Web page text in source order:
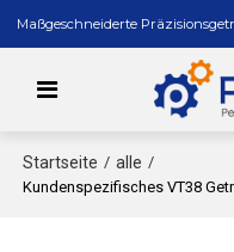
Maßgeschneiderte
Startseite / alle /
Kundenspezifisches VT38